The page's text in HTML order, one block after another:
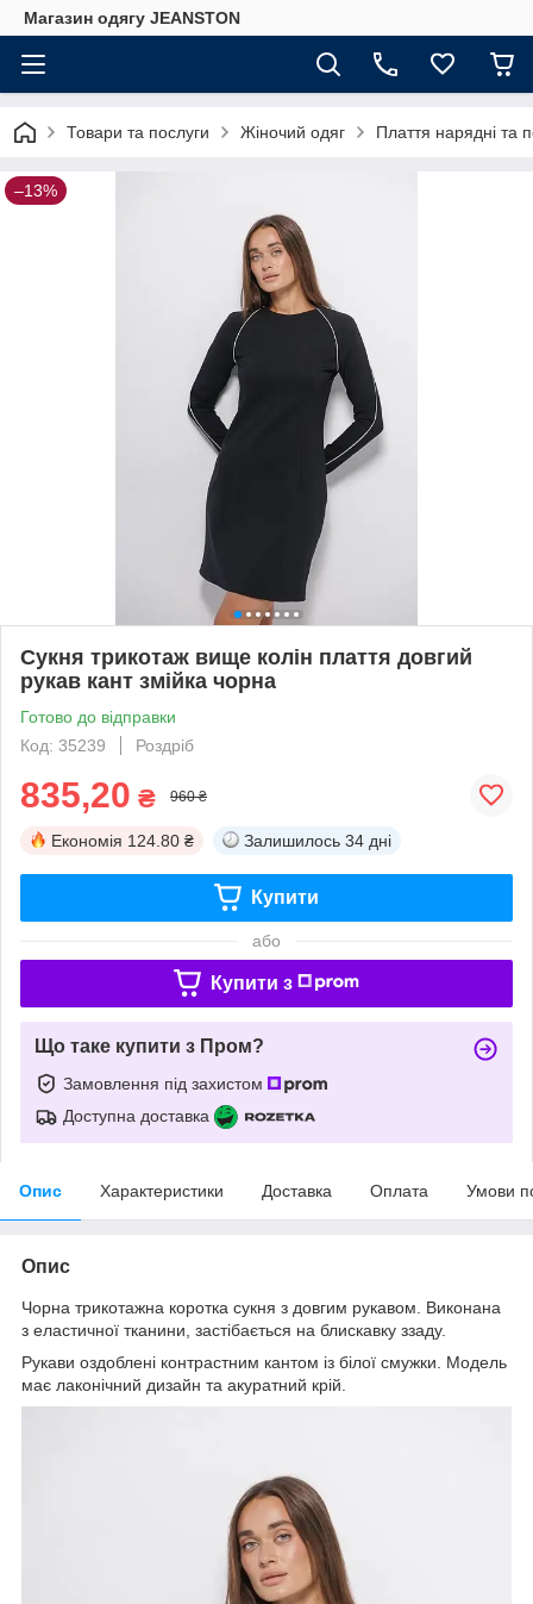
Магазин одягу JEANSTON
Товари та послуги Жіночий одяг Плаття нарядні та
–13%
Сукня трикотаж вище колін плаття довгий
рукав кант змійка чорна
Готово до відправки
Код: 35239
Роздріб
835,20 ₴ 960 ₴
Економія 124.80 ₴ Залишилось 34 дні
Купити
або
Купити з
Що таке купити з Пром?
Замовлення під захистом
Доступна доставка
Опис Характеристики Доставка Оплата Умови
Опис
Чорна трикотажна коротка сукня з довгим рукавом. Виконана
з еластичної тканини, застібається на блискавку ззаду.
Рукави оздоблені контрастним кантом із білої смужки. Модель
має лаконічний дизайн та акуратний крій.